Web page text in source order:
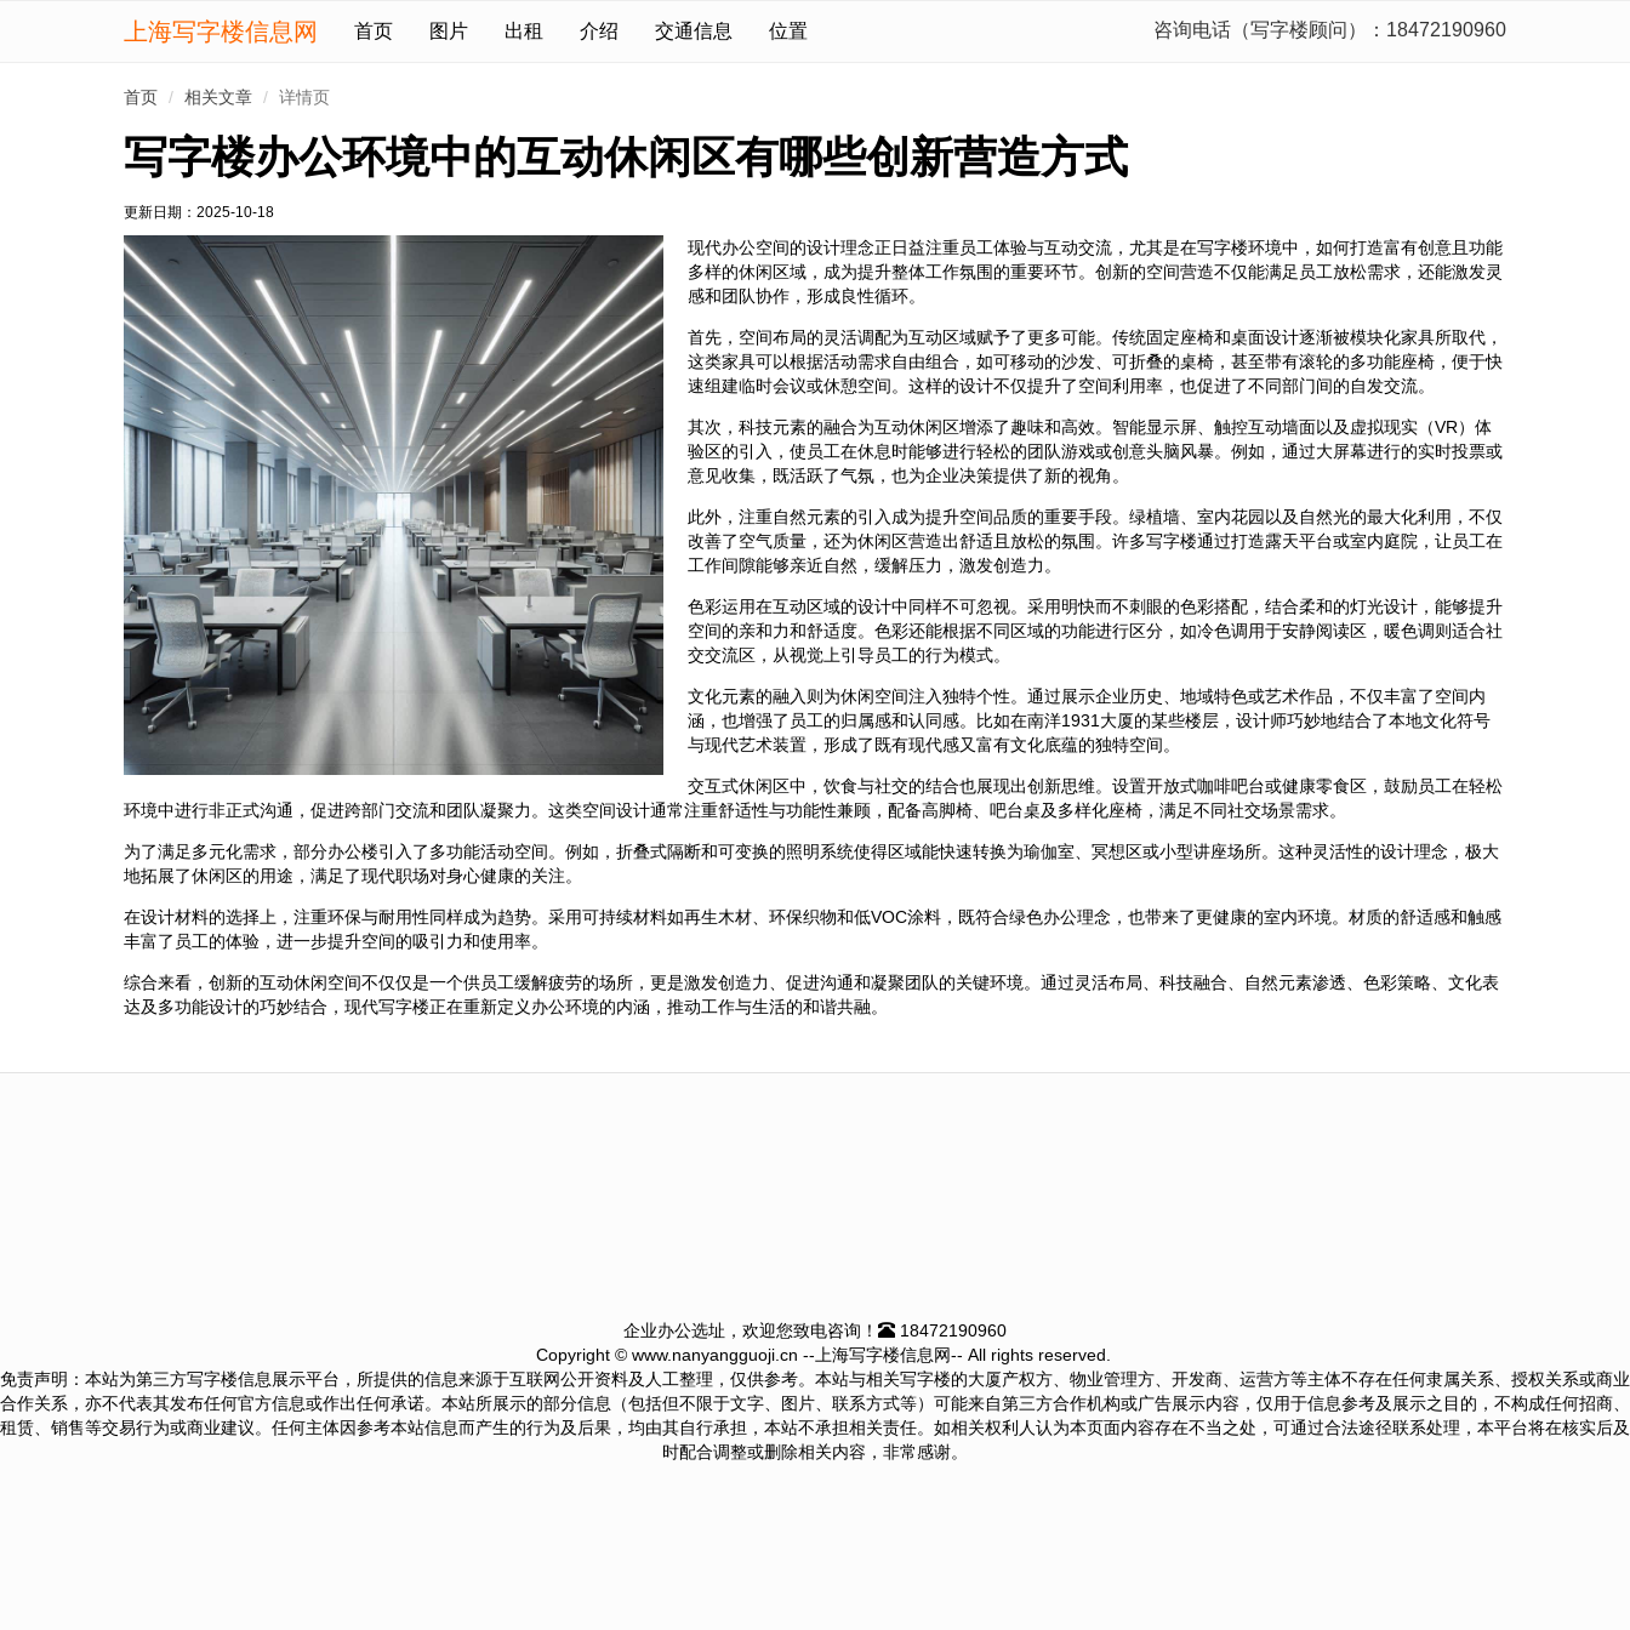
上海写字楼信息网 首页 图片 出租 介绍 交通信息 位置 咨询电话（写字楼顾问）：18472190960
首页 相关文章 详情页
写字楼办公环境中的互动休闲区有哪些创新营造方式
更新日期： 2025-10-18
现代办公空间的设计理念正日益注重员工体验与互动交流，尤其是在写字楼环境中，如何打造富有创意且功能
多样的休闲区域，成为提升整体工作氛围的重要环节。创新的空间营造不仅能满足员工放松需求，还能激发灵
感和团队协作，形成良性循环。
首先，空间布局的灵活调配为互动区域赋予了更多可能。传统固定座椅和桌面设计逐渐被模块化家具所取代，
这类家具可以根据活动需求自由组合，如可移动的沙发、可折叠的桌椅，甚至带有滚轮的多功能座椅，便于快
速组建临时会议或休憩空间。这样的设计不仅提升了空间利用率，也促进了不同部门间的自发交流。
其次，科技元素的融合为互动休闲区增添了趣味和高效。智能显示屏、触控互动墙面以及虚拟现实（VR）体
验区的引入，使员工在休息时能够进行轻松的团队游戏或创意头脑风暴。例如，通过大屏幕进行的实时投票或
意见收集，既活跃了气氛，也为企业决策提供了新的视角。
此外，注重自然元素的引入成为提升空间品质的重要手段。绿植墙、室内花园以及自然光的最大化利用，不仅
改善了空气质量，还为休闲区营造出舒适且放松的氛围。许多写字楼通过打造露天平台或室内庭院，让员工在
工作间隙能够亲近自然，缓解压力，激发创造力。
色彩运用在互动区域的设计中同样不可忽视。采用明快而不刺眼的色彩搭配，结合柔和的灯光设计，能够提升
空间的亲和力和舒适度。色彩还能根据不同区域的功能进行区分，如冷色调用于安静阅读区，暖色调则适合社
交交流区，从视觉上引导员工的行为模式。
文化元素的融入则为休闲空间注入独特个性。通过展示企业历史、地域特色或艺术作品，不仅丰富了空间内
涵，也增强了员工的归属感和认同感。比如在南洋1931大厦的某些楼层，设计师巧妙地结合了本地文化符号
与现代艺术装置，形成了既有现代感又富有文化底蕴的独特空间。
交互式休闲区中，饮食与社交的结合也展现出创新思维。设置开放式咖啡吧台或健康零食区，鼓励员工在轻松
环境中进行非正式沟通，促进跨部门交流和团队凝聚力。这类空间设计通常注重舒适性与功能性兼顾，配备高脚椅、吧台桌及多样化座椅，满足不同社交场景需求。
为了满足多元化需求，部分办公楼引入了多功能活动空间。例如，折叠式隔断和可变换的照明系统使得区域能快速转换为瑜伽室、冥想区或小型讲座场所。这种灵活性的设计理念，极大
地拓展了休闲区的用途，满足了现代职场对身心健康的关注。
在设计材料的选择上，注重环保与耐用性同样成为趋势。采用可持续材料如再生木材、环保织物和低VOC涂料，既符合绿色办公理念，也带来了更健康的室内环境。材质的舒适感和触感
丰富了员工的体验，进一步提升空间的吸引力和使用率。
综合来看，创新的互动休闲空间不仅仅是一个供员工缓解疲劳的场所，更是激发创造力、促进沟通和凝聚团队的关键环境。通过灵活布局、科技融合、自然元素渗透、色彩策略、文化表
达及多功能设计的巧妙结合，现代写字楼正在重新定义办公环境的内涵，推动工作与生活的和谐共融。
企业办公选址，欢迎您致电咨询！
18472190960
Copyright © www.nanyangguoji.cn --上海写字楼信息网-- All rights reserved.
免责声明：本站为第三方写字楼信息展示平台，所提供的信息来源于互联网公开资料及人工整理，仅供参考。本站与相关写字楼的大厦产权方、物业管理方、开发商、运营方等主体不存在任何隶属关系、授权关系或商业
合作关系，亦不代表其发布任何官方信息或作出任何承诺。本站所展示的部分信息（包括但不限于文字、图片、联系方式等）可能来自第三方合作机构或广告展示内容，仅用于信息参考及展示之目的，不构成任何招商、
租赁、销售等交易行为或商业建议。任何主体因参考本站信息而产生的行为及后果，均由其自行承担，本站不承担相关责任。如相关权利人认为本页面内容存在不当之处，可通过合法途径联系处理，本平台将在核实后及
时配合调整或删除相关内容，非常感谢。